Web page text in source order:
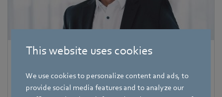
This website uses cookies
We use cookies to personalize content and ads, to
provide social media features and to analyze our
Hauke Hannig
Bereichsleiter Unternehmenskommunikation & Politik
Pressesprecher ebm-papst Gruppe